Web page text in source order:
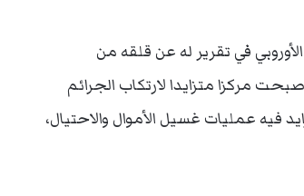
في تقرير له عن قلقه من
مركزا متزايدا لارتكاب الجرائم
فيه عمليات غسيل الأموال والاحتيال،